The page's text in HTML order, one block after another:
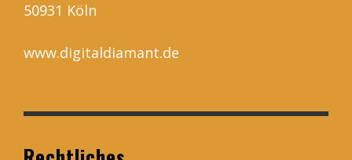
50931 Köln
www.digitaldiamant.de